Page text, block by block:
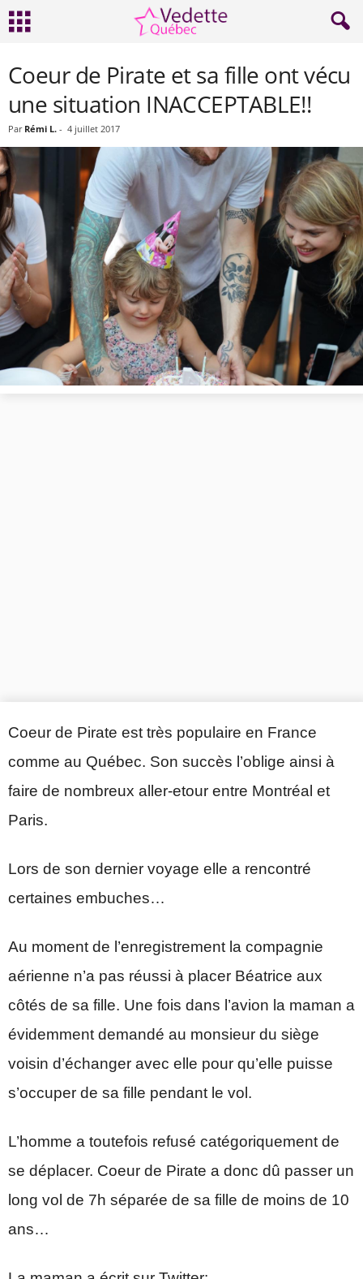
Coeur de Pirate et sa fille ont vécu
une situation INACCEPTABLE!!
Par Rémi L. - 4 juillet 2017
Coeur de Pirate est très populaire en France
comme au Québec. Son succès l’oblige ainsi à
faire de nombreux aller-etour entre Montréal et
Paris.
Lors de son dernier voyage elle a rencontré
certaines embuches…
Au moment de l’enregistrement la compagnie
aérienne n’a pas réussi à placer Béatrice aux
côtés de sa fille. Une fois dans l’avion la maman a
évidemment demandé au monsieur du siège
voisin d’échanger avec elle pour qu’elle puisse
s’occuper de sa fille pendant le vol.
L’homme a toutefois refusé catégoriquement de
se déplacer. Coeur de Pirate a donc dû passer un
long vol de 7h séparée de sa fille de moins de 10
ans…